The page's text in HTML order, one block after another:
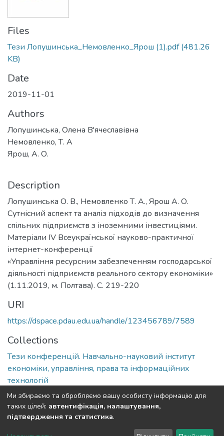
Files
Тези Лопушинська_Немовленко_Ярош (1).pdf(481.26
KB)
Date
2019-11-01
Authors
Лопушинська, Олена В'ячеславівна
Немовленко, Т. А
Ярош, А. О.
Description
Лопушинська О. В., Немовленко Т. А., Ярош А. О.
Сутнісний аспект та аналіз підходів до визначення
спільних підприємств з іноземними інвестиціями.
Матеріали ІV Всеукраїнської науково-практичної
інтернет-конференції
«Управління ресурсним забезпеченням господарської
діяльності підприємств реального сектору економіки»
(1.11.2019, м. Полтава). С. 219-220
URI
https://dspace.pdau.edu.ua/handle/123456789/7589
Collections
Тези конференцій. Навчально-науковий інститут
економіки, управління, права та інформаційних
технологій
Full item page
DSpace software copyright © 2002-2026 LYRASIS
Ми збираємо та обробляємо вашу особисту інформацію для
таких цілей: автентифікація, налаштування,
підтвердження та статистика.